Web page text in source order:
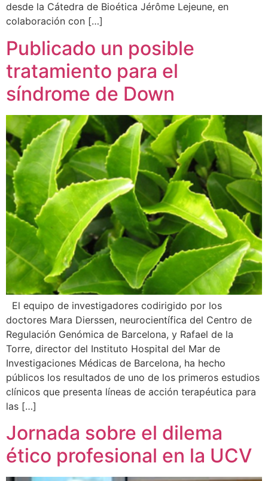
desde la Cátedra de Bioética Jérôme Lejeune, en
colaboración con […]
Publicado un posible
tratamiento para el
síndrome de Down
El equipo de investigadores codirigido por los
doctores Mara Dierssen, neurocientífica del Centro de
Regulación Genómica de Barcelona, y Rafael de la
Torre, director del Instituto Hospital del Mar de
Investigaciones Médicas de Barcelona, ha hecho
públicos los resultados de uno de los primeros estudios
clínicos que presenta líneas de acción terapéutica para
las […]
Jornada sobre el dilema
ético profesional en la UCV